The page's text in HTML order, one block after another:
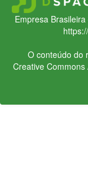
Empresa
O conteúdo do
Creative Commons